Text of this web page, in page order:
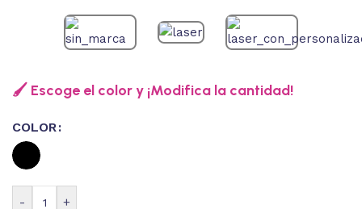
🖌️ Escoge el color y ¡Modifica la cantidad!
COLOR
- +